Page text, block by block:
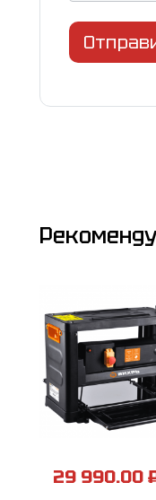
29 990.00